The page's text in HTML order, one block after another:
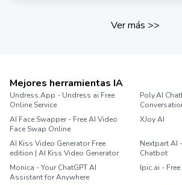
Ver más >>
Mejores herramientas IA
Undress.App - Undress ai Free
Online Service
Poly.AI
AI Face Swapper - Free AI Video
Face Swap Online
XJoy AI
AI Kiss Video Generator Free
edition | AI Kiss Video Generator
Nextpart AI
Chatbot
Monica - Your ChatGPT AI
Assistant for Anywhere
Ipic.ai -